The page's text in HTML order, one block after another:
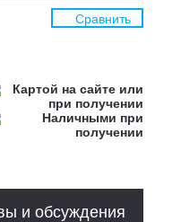
Сравнить
и обсуждения